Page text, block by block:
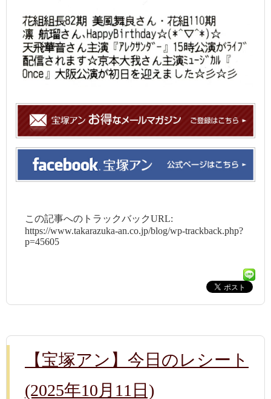
この記事へのトラックバックURL:
https://www.takarazuka-an.co.jp/blog/wp-trackback.php?
p=45605
【宝塚アン】今日のレシート
(2025年10月11日)